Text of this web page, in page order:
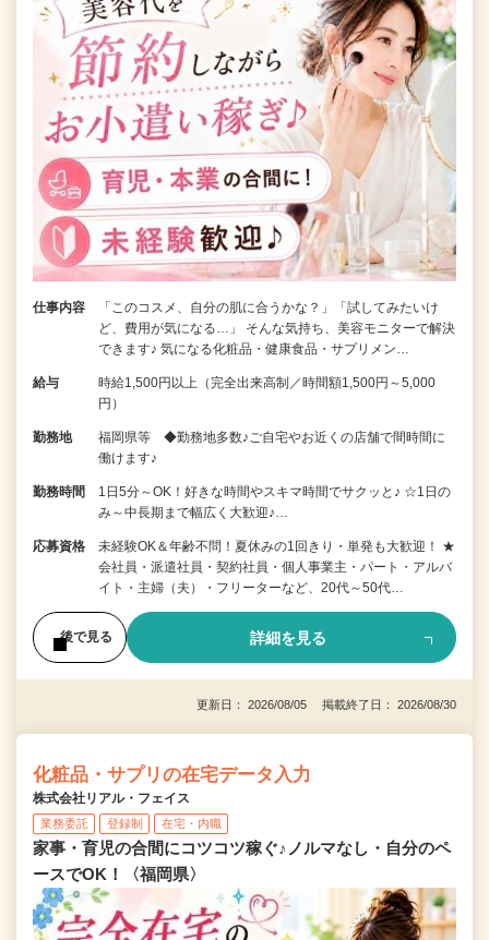
仕事内容
「このコスメ、自分の肌に合うかな？」「試してみたいけ
ど、費用が気になる…」 そんな気持ち、美容モニターで解決
できます♪ 気になる化粧品・健康食品・サプリメン…
給与
時給1,500円以上（完全出来高制／時間額1,500円～5,000
円）
勤務地
福岡県等 ◆勤務地多数♪ご自宅やお近くの店舗で間時間に
働けます♪
勤務時間
1日5分～OK！好きな時間やスキマ時間でサクッと♪ ☆1日の
み～中長期まで幅広く大歓迎♪…
応募資格
未経験OK＆年齢不問！夏休みの1回きり・単発も大歓迎！ ★
会社員・派遣社員・契約社員・個人事業主・パート・アルバ
イト・主婦（夫）・フリーターなど、20代～50代…
後で見る 詳細を見る
更新日： 2026/08/05 掲載終了日： 2026/08/30
化粧品・サプリの在宅データ入力
株式会社リアル・フェイス
業務委託 登録制 在宅・内職
家事・育児の合間にコツコツ稼ぐ♪ノルマなし・自分のペ
ースでOK！〈福岡県〉